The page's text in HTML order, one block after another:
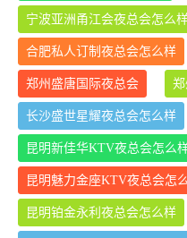
宁波亚洲甬江会夜总会怎么
合肥私人订制夜总会怎么样
郑州盛唐国际夜总会
长沙盛世星耀夜总会怎么样
昆明新佳华KTV夜总会怎么
昆明魅力金座KTV夜总会怎
昆明铂金永利夜总会怎么样